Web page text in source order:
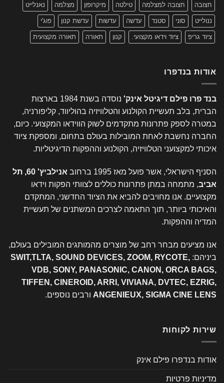
חצובה חצובה למצלמה טילטה מיקרופון מצלמה נאנלייט
ננולייט סוני סטנד עדשה עדשות עדשת קנון פוג'י
ציוד גריפ ציוד וידאו מקצועי. קנון תאורה תאורה מקצועית
אודות בנדפרו
בנד פרו פילם דיגיטל אינק'
נוסדה בשנת 1984 בארצות
הברית, בלב תעשיית הקולנוע והטלוויזיה בהוליווד, קליפורניה,
במטרה לספק פתרונות מתקדמים לשוק הווידאו המקצועי. כיום,
החברה נחשבת לאחת המובילות בעולם בתחום, ומספקת ציוד
איכותי למקצועני הטלוויזיה, הקולנוע וההפקות הדיגיטליות.
הסניף הישראלי, אשר פועל מאז 1995 ברחוב
אנילביץ' 60, תל
אביב, מתמחה במתן פתרונות כוללים לצוותי הפקות וידאו
מקצועיים. אנו מחויבים להביא את הציוד החדשני, המתקדם
והאיכותי ביותר, תוך התאמה לצרכים המשתנים של תעשיית
המדיה וההפקות.
אנו מציעים מבחר רחב של מוצרים מהמותגים המובילים בעולם,
ביניהם: SWIT,TLTA, SOUND DEVICES, ZOOM, RYCOTE,
VDB, SONY, PANASONIC, CANON, ORCA BAGS,
TIFFEN, CINEROID, ARRI, VIVIANA, DVTEC, EZRIG,
ANGENIEUX, SIGMA CINE LENS ורבים נוספים.
שירות לקוחות
אודות בנדפרו פילם אינק
מדיניות פרטיות